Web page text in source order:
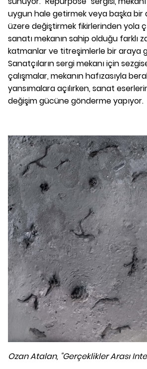
uygun hale getirmek veya başka bir
üzere değiştirmek fikirlerinden yola
sanatı mekanın sahip olduğu farklı
katmanlar ve titreşimlerle bir araya
Sanatçıların sergi mekanı için
çalışmalar, mekanın hafızasıyla
yansımalara açılırken, sanat
değişim gücüne gönderme yapıyor.
Ozan Atalan, "Gerçeklikler Arası